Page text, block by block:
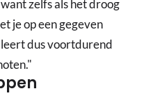
zelfs als het droog
je op een gegeven
leert dus voortdurend